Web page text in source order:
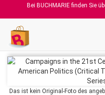
Bei BUCHMARIE finden Sie
Das ist kein Original-Foto des